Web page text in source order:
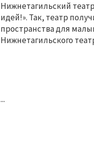
Нижнетагильский
идей!». Так, театр
пространства для
Нижнетагильского
...